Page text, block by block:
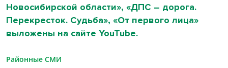
Новосибирской области», «ДПС – дорога.
Перекресток. Судьба», «От первого лица»
выложены на сайте YouTube.
Районные СМИ